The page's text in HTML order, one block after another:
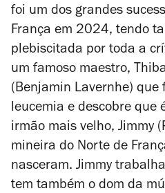
foi um dos grandes
França em 2024, tendo
plebiscitada por toda a
um famoso maestro,
(Benjamin Lavernhe) que
leucemia e descobre que
irmão mais velho, Jimmy
mineira do Norte de
nasceram. Jimmy
tem também o dom da